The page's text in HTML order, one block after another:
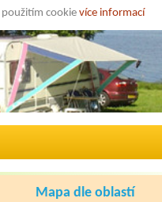
cookie více informací
Mapa dle oblastí